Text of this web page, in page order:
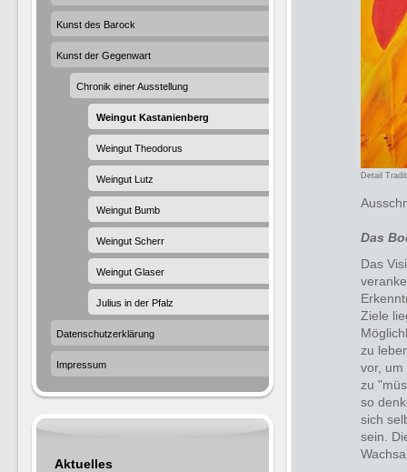
Detail
Das
Das
Ziele
zu
vor, um
zu
so
sich
sein.
Kunst des Barock
Kunst der Gegenwart
Chronik einer Ausstellung
Weingut Kastanienberg
Weingut Theodorus
Weingut Lutz
Weingut Bumb
Weingut Scherr
Weingut Glaser
Julius in der Pfalz
Datenschutzerklärung
Impressum
Aktuelles